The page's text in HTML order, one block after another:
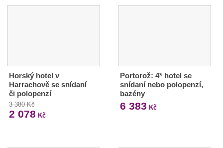
Horský hotel v
Harrachově se snídaní
či polopenzí
3 380 Kč
2 078 Kč
Portorož: 4* hotel se
snídaní nebo polopenzí,
bazény
6 383 Kč